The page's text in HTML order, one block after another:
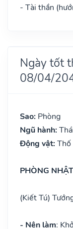
- Tài thần
Ngày tốt
08/04/
Sao: Phòng
Ngũ hành:
Động vật: Thố
PHÒNG
(Kiết Tú)
- Nên làm: